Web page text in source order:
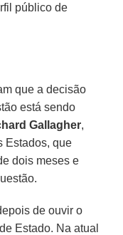
público de
que a decisão
está sendo
Gallagher,
Estados, que
dois meses e
de ouvir o
Estado. Na atual